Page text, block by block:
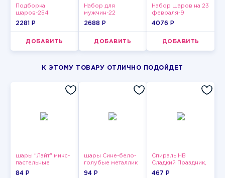
Подборка
шаров-254
2281 P
ДОБАВИТЬ
Набор для
мужчин-22
2688 P
ДОБАВИТЬ
Набор шаров на 23
февраля-9
4076 P
ДОБАВИТЬ
К ЭТОМУ ТОВАРУ ОТЛИЧНО ПОДОЙДЕТ
шары "Лайт" микс-
пастельные
84 P
шары Сине-бело-
голубые металлик
94 P
Спираль HB
Сладкий Праздник,
12 шт.
467 P